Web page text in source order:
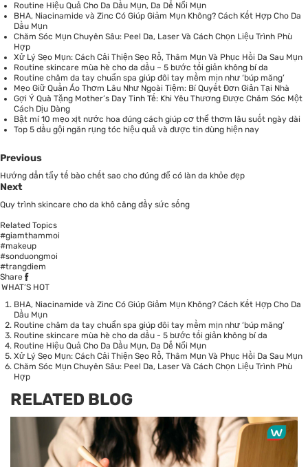
Routine Hiệu Quả Cho Da Dầu Mụn, Da Dễ Nổi Mụn
BHA, Niacinamide và Zinc Có Giúp Giảm Mụn Không? Cách Kết Hợp Cho Da
Dầu Mụn
Chăm Sóc Mụn Chuyên Sâu: Peel Da, Laser Và Cách Chọn Liệu Trình Phù
Hợp
Xử Lý Sẹo Mụn: Cách Cải Thiện Sẹo Rỗ, Thâm Mụn Và Phục Hồi Da Sau Mụn
Routine skincare mùa hè cho da dầu – 5 bước tối giản không bí da
Routine chăm da tay chuẩn spa giúp đôi tay mềm mịn như ‘búp măng’
Mẹo Giữ Quần Áo Thơm Lâu Như Ngoài Tiệm: Bí Quyết Đơn Giản Tại Nhà
Gợi Ý Quà Tặng Mother’s Day Tinh Tế: Khi Yêu Thương Được Chăm Sóc Một
Cách Dịu Dàng
Bật mí 10 mẹo xịt nước hoa đúng cách giúp cơ thể thơm lâu suốt ngày dài
Top 5 dầu gội ngăn rụng tóc hiệu quả và được tin dùng hiện nay
Previous
Hướng dẫn tẩy tế bào chết sao cho đúng để có làn da khỏe đẹp
Next
Quy trình skincare cho da khô căng đầy sức sống
Related Topics
#giamthammoi
#makeup
#sonduongmoi
#trangdiem
Share
WHAT’S HOT
BHA, Niacinamide và Zinc Có Giúp Giảm Mụn Không? Cách Kết Hợp Cho Da
Dầu Mụn
Routine chăm da tay chuẩn spa giúp đôi tay mềm mịn như ‘búp măng’
Routine skincare mùa hè cho da dầu - 5 bước tối giản không bí da
Routine Hiệu Quả Cho Da Dầu Mụn, Da Dễ Nổi Mụn
Xử Lý Sẹo Mụn: Cách Cải Thiện Sẹo Rỗ, Thâm Mụn Và Phục Hồi Da Sau Mụn
Chăm Sóc Mụn Chuyên Sâu: Peel Da, Laser Và Cách Chọn Liệu Trình Phù
Hợp
RELATED BLOG